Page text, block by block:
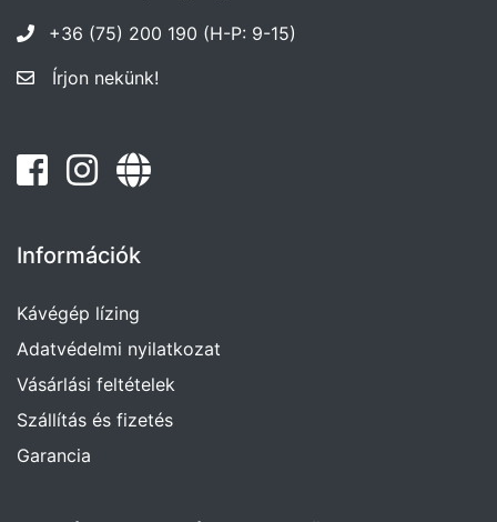
+36 (75) 200 190 (H-P: 9-15)
Írjon nekünk!
Információk
Kávégép lízing
Adatvédelmi nyilatkozat
Vásárlási feltételek
Szállítás és fizetés
Garancia